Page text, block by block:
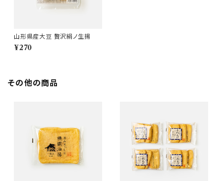
山形県産大豆 贅沢絹ノ生揚
¥270
その他の商品